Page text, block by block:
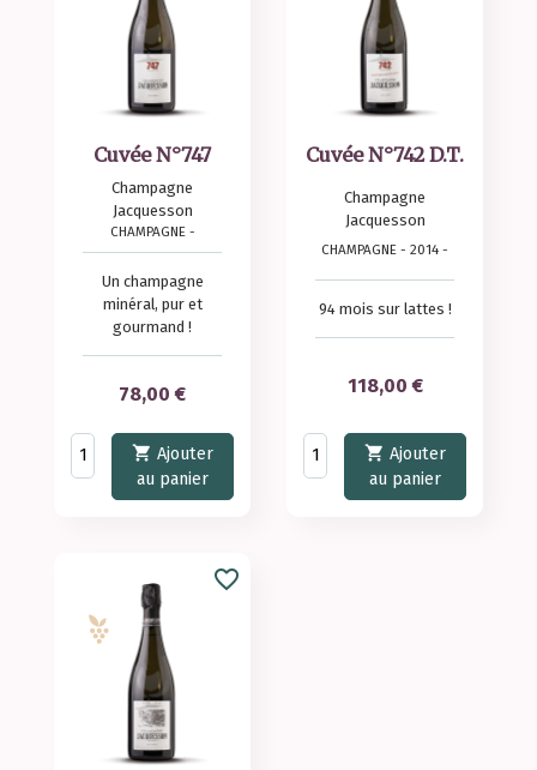
Cuvée N°747
Champagne
Jacquesson
CHAMPAGNE -
Un champagne
minéral, pur et
gourmand !
Prix
78,00 €
 Ajouter
au panier
Cuvée N°742 D.T.
Champagne
Jacquesson
CHAMPAGNE - 2014 -
94 mois sur lattes !
Prix
118,00 €
 Ajouter
au panier
favorite_border